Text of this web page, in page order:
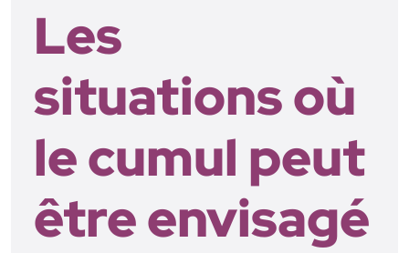
Les
situations où
le cumul peut
être envisagé